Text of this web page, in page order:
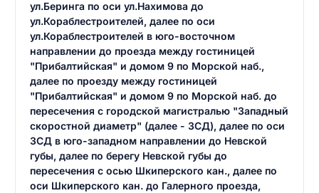
ул.Беринга по оси ул.Нахимова до
ул.Кораблестроителей, далее по оси
ул.Кораблестроителей в юго-восточном
направлении до проезда между гостиницей
"Прибалтийская" и домом 9 по Морской наб.,
далее по проезду между гостиницей
"Прибалтийская" и домом 9 по Морской наб. до
пересечения с городской магистралью "Западный
скоростной диаметр" (далее - ЗСД), далее по оси
ЗСД в юго-западном направлении до Невской
губы, далее по берегу Невской губы до
пересечения с осью Шкиперского кан., далее по
оси Шкиперского кан. до Галерного проезда,